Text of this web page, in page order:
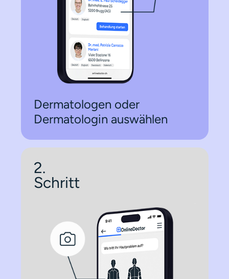
Dermatologen oder
Dermatologin auswählen
2.
Schritt